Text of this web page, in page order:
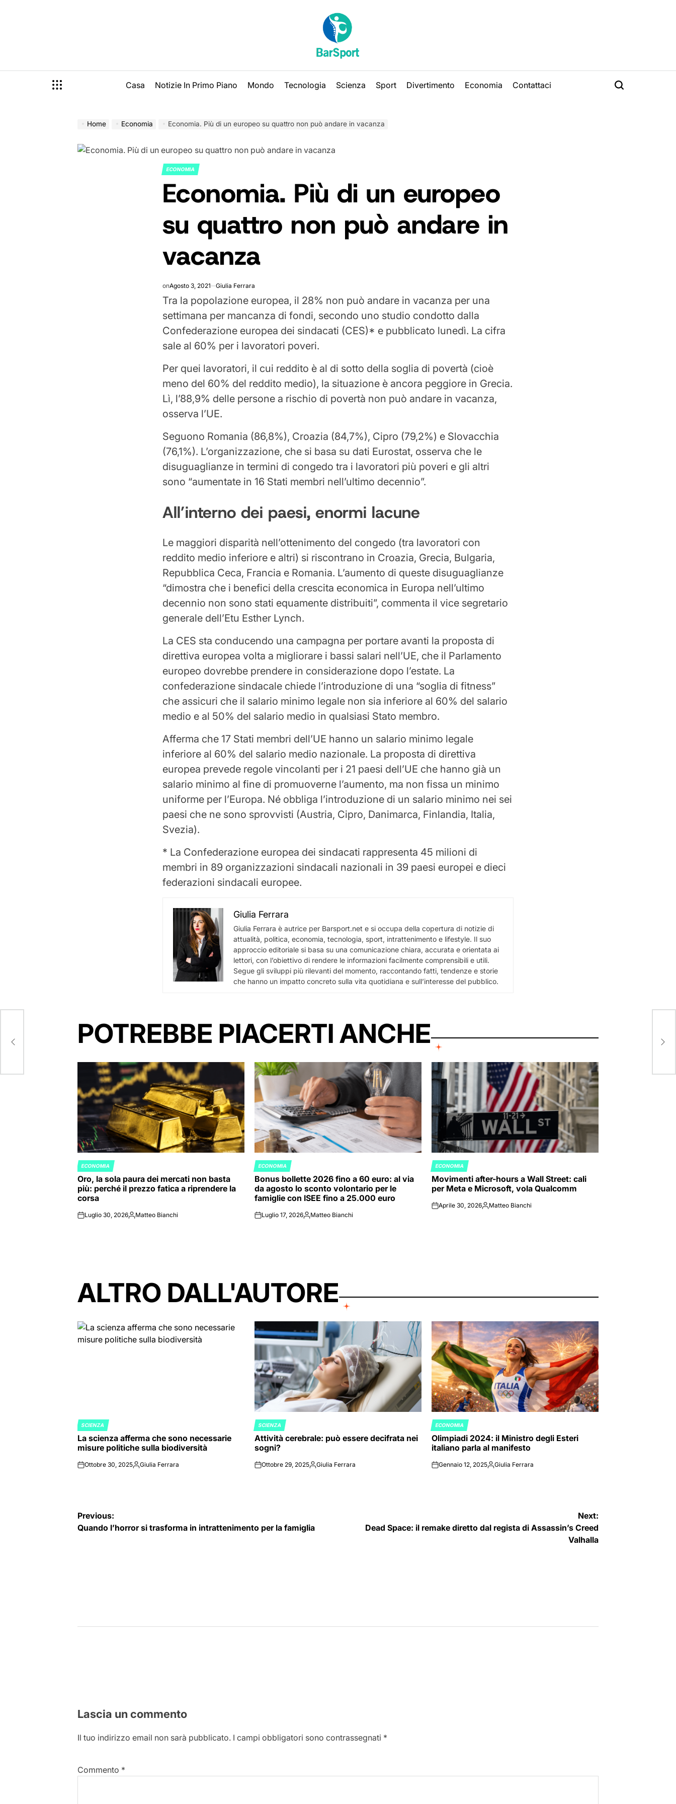
Casa Notizie In Primo Piano Mondo Tecnologia Scienza Sport Divertimento Economia Contattaci
Home Economia Economia. Più di un europeo su quattro non può andare in vacanza
POSTED
IN
ECONOMIA
Economia. Più di un europeo
su quattro non può andare in
vacanza
onAgosto 3, 2021 Giulia Ferrara
Tra la popolazione europea, il 28% non può andare in vacanza per una
settimana per mancanza di fondi, secondo uno studio condotto dalla
Confederazione europea dei sindacati (CES)* e pubblicato lunedì. La cifra
sale al 60% per i lavoratori poveri.
Per quei lavoratori, il cui reddito è al di sotto della soglia di povertà (cioè
meno del 60% del reddito medio), la situazione è ancora peggiore in Grecia.
Lì, l’88,9% delle persone a rischio di povertà non può andare in vacanza,
osserva l’UE.
Seguono Romania (86,8%), Croazia (84,7%), Cipro (79,2%) e Slovacchia
(76,1%). L’organizzazione, che si basa su dati Eurostat, osserva che le
disuguaglianze in termini di congedo tra i lavoratori più poveri e gli altri
sono “aumentate in 16 Stati membri nell’ultimo decennio”.
All’interno dei paesi, enormi lacune
Le maggiori disparità nell’ottenimento del congedo (tra lavoratori con
reddito medio inferiore e altri) si riscontrano in Croazia, Grecia, Bulgaria,
Repubblica Ceca, Francia e Romania. L’aumento di queste disuguaglianze
“dimostra che i benefici della crescita economica in Europa nell’ultimo
decennio non sono stati equamente distribuiti”, commenta il vice segretario
generale dell’Etu Esther Lynch.
La CES sta conducendo una campagna per portare avanti la proposta di
direttiva europea volta a migliorare i bassi salari nell’UE, che il Parlamento
europeo dovrebbe prendere in considerazione dopo l’estate. La
confederazione sindacale chiede l’introduzione di una “soglia di fitness”
che assicuri che il salario minimo legale non sia inferiore al 60% del salario
medio e al 50% del salario medio in qualsiasi Stato membro.
Afferma che 17 Stati membri dell’UE hanno un salario minimo legale
inferiore al 60% del salario medio nazionale. La proposta di direttiva
europea prevede regole vincolanti per i 21 paesi dell’UE che hanno già un
salario minimo al fine di promuoverne l’aumento, ma non fissa un minimo
uniforme per l’Europa. Né obbliga l’introduzione di un salario minimo nei sei
paesi che ne sono sprovvisti (Austria, Cipro, Danimarca, Finlandia, Italia,
Svezia).
* La Confederazione europea dei sindacati rappresenta 45 milioni di
membri in 89 organizzazioni sindacali nazionali in 39 paesi europei e dieci
federazioni sindacali europee.
Giulia Ferrara
Giulia Ferrara è autrice per Barsport.net e si occupa della copertura di notizie di
attualità, politica, economia, tecnologia, sport, intrattenimento e lifestyle. Il suo
approccio editoriale si basa su una comunicazione chiara, accurata e orientata ai
lettori, con l’obiettivo di rendere le informazioni facilmente comprensibili e utili.
Segue gli sviluppi più rilevanti del momento, raccontando fatti, tendenze e storie
che hanno un impatto concreto sulla vita quotidiana e sull’interesse del pubblico.
POTREBBE PIACERTI ANCHE
POSTED
IN
ECONOMIA
Oro, la sola paura dei mercati non basta
più: perché il prezzo fatica a riprendere la
corsa
onLuglio 30, 2026Posted
Matteo Bianchi
POSTED
IN
ECONOMIA
Bonus bollette 2026 fino a 60 euro: al via
da agosto lo sconto volontario per le
famiglie con ISEE fino a 25.000 euro
onLuglio 17, 2026Posted
Matteo Bianchi
POSTED
IN
ECONOMIA
Movimenti after-hours a Wall Street: cali
per Meta e Microsoft, vola Qualcomm
onAprile 30, 2026Posted
Matteo Bianchi
ALTRO DALL'AUTORE
POSTED
IN
SCIENZA
La scienza afferma che sono necessarie
misure politiche sulla biodiversità
onOttobre 30, 2025Posted
Giulia Ferrara
POSTED
IN
SCIENZA
Attività cerebrale: può essere decifrata nei
sogni?
onOttobre 29, 2025Posted
Giulia Ferrara
POSTED
IN
ECONOMIA
Olimpiadi 2024: il Ministro degli Esteri
italiano parla al manifesto
onGennaio 12, 2025Posted
Giulia Ferrara
Navigazione
articoli
Previous:
Quando l’horror si trasforma in intrattenimento per la famiglia
Next:
Dead Space: il remake diretto dal regista di Assassin’s Creed
Valhalla
Lascia un commento
Il tuo indirizzo email non sarà pubblicato. I campi obbligatori sono contrassegnati *
Commento *